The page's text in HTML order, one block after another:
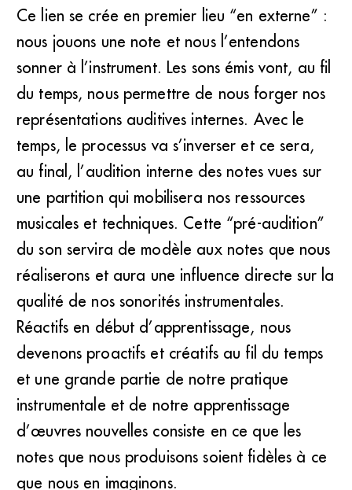
Ce lien se crée en premier lieu “en externe” :
nous jouons une note et nous l’entendons
sonner à l’instrument. Les sons émis vont, au fil
du temps, nous permettre de nous forger nos
représentations auditives internes. Avec le
temps, le processus va s’inverser et ce sera,
au final, l’audition interne des notes vues sur
une partition qui mobilisera nos ressources
musicales et techniques. Cette “pré-audition”
du son servira de modèle aux notes que nous
réaliserons et aura une influence directe sur la
qualité de nos sonorités instrumentales.
Réactifs en début d’apprentissage, nous
devenons proactifs et créatifs au fil du temps
et une grande partie de notre pratique
instrumentale et de notre apprentissage
d’œuvres nouvelles consiste en ce que les
notes que nous produisons soient fidèles à ce
que nous en imaginons.